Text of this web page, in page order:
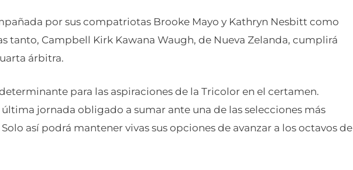
por sus compatriotas Brooke Mayo y Kathryn Nesbitt como
tanto, Campbell Kirk Kawana Waugh, de Nueva Zelanda, cumplirá
árbitra.
para las aspiraciones de la Tricolor en el certamen.
jornada obligado a sumar ante una de las selecciones más
así podrá mantener vivas sus opciones de avanzar a los octavos de